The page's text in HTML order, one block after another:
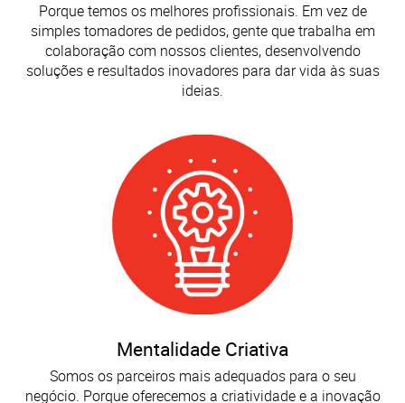
Porque temos os melhores profissionais. Em vez de
simples tomadores de pedidos, gente que trabalha em
colaboração com nossos clientes, desenvolvendo
soluções e resultados inovadores para dar vida às suas
ideias.
Mentalidade Criativa
Somos os parceiros mais adequados para o seu
negócio. Porque oferecemos a criatividade e a inovação